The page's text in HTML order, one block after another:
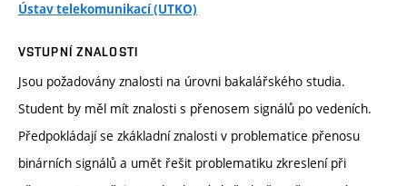
Ústav telekomunikací (UTKO)
VSTUPNÍ ZNALOSTI
Jsou požadovány znalosti na úrovni bakalářského studia.
Student by měl mít znalosti s přenosem signálů po vedeních.
Předpokládají se zkákladní znalosti v problematice přenosu
binárních signálů a umět řešit problematiku zkreslení při